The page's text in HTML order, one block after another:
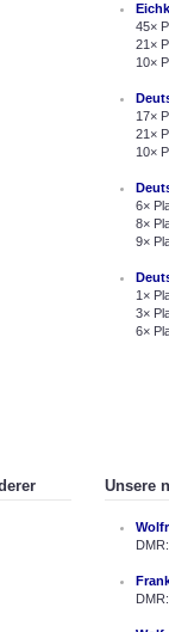
45×
21×
10×
17×
21×
10×
6×
8×
9×
1×
3×
6×
Unsere